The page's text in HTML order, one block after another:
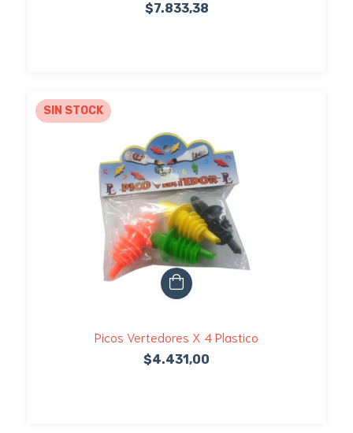
$7.833,38
SIN STOCK
Picos Vertedores X 4 Plastico
$4.431,00